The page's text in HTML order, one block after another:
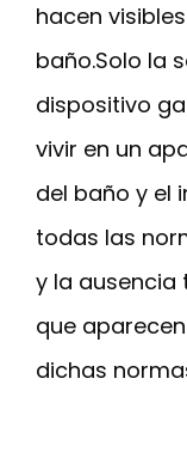
hacen
baño.Solo la
dispositivo
vivir en un
del baño y el
todas las
y la
que
dichas